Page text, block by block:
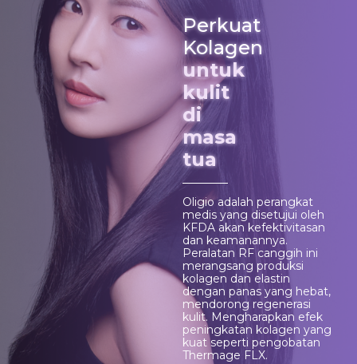
Perkuat
Kolagen
untuk
kulit
di
masa
tua
Oligio adalah perangkat
medis yang disetujui oleh
KFDA akan kefektivitasan
dan keamanannya.
Peralatan RF canggih ini
merangsang produksi
kolagen dan elastin
dengan panas yang hebat,
mendorong regenerasi
kulit. Mengharapkan efek
peningkatan kolagen yang
kuat seperti pengobatan
Thermage FLX.